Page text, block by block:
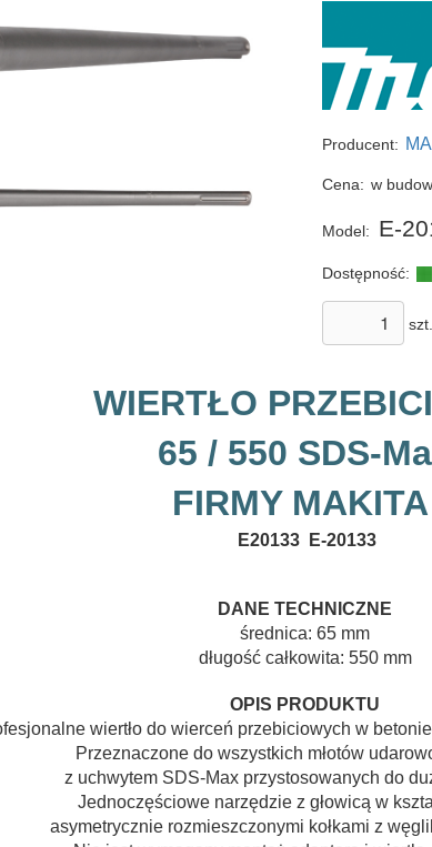
Producent:
Cena: w
Model: E-
Dostępność:
szt.
WIERTŁO
65 / 550 SDS-
FIRMY MAKITA
E20133 E-20133
DANE TECHNICZNE
średnica: 65 mm
długość całkowita: 550 mm
OPIS PRODUKTU
wiertło do wierceń przebiciowych w
Przeznaczone do wszystkich młotów
z uchwytem SDS-Max przystosowanych do
Jednoczęściowe narzędzie z głowicą w
asymetrycznie rozmieszczonymi kołkami z